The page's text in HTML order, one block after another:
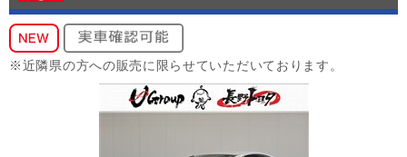
※近隣県の方への販売に限らせていただいております。